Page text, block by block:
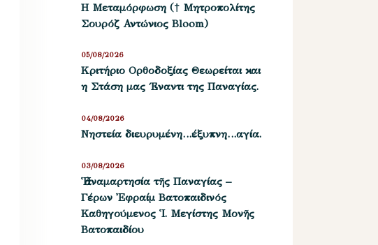
Η Μεταμόρφωση († Μητροπολίτης
Σουρόζ Αντώνιος Bloom)
Kριτήριο Oρθοδοξίας Θεωρείται και
η Στάση μας ΄Εναντι της Παναγίας.
05/08/2026
Νηστεία διευρυμένη…έξυπνη…αγία.
04/08/2026
Ἡ ἀναμαρτησία τῆς Παναγίας –
Γέρων Ἐφραίμ Βατοπαιδινός
Καθηγούμενος Ἱ. Μεγίστης Μονῆς
Βατοπαιδίου
03/08/2026